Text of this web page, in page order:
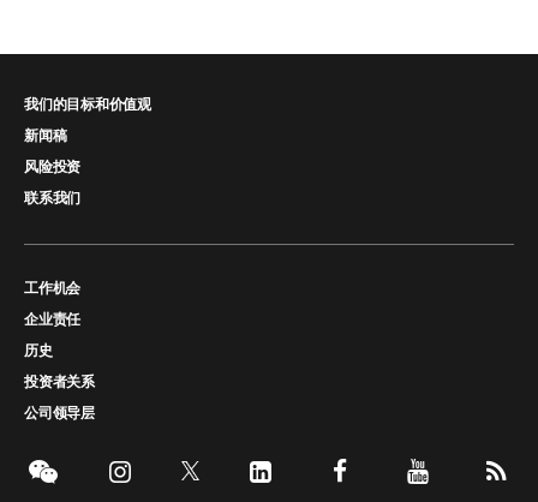
我们的目标和价值观
新闻稿
风险投资
联系我们
工作机会
企业责任
历史
投资者关系
公司领导层